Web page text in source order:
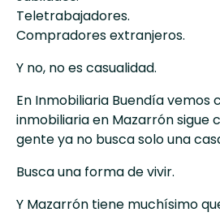
Teletrabajadores.
Compradores extranjeros.
Y no, no es casualidad.
En Inmobiliaria Buendíavemos
inmobiliaria en Mazarrón sigue
gente ya no busca solo una
Busca una forma de vivir.
Y Mazarrón tiene muchísimo